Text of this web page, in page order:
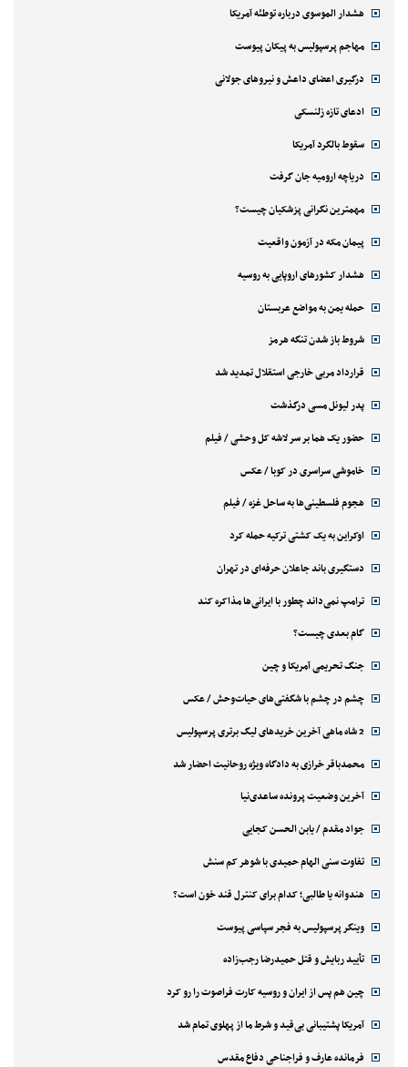
هشدار الموسوی درباره توطئه آمریکا
مهاجم پرسپولیس به پیکان پیوست
درگیری اعضای داعش و نیروهای جولانی
ادعای تازه زلنسکی
سقوط بالگرد آمریکا
دریاچه ارومیه جان گرفت
مهمترین نگرانی پزشکیان چیست؟
پیمان مکه در آزمون واقعیت
هشدار کشورهای اروپایی به روسیه
حمله یمن به مواضع عربستان
شروط باز شدن تنگه هرمز
قرارداد مربی خارجی استقلال تمدید شد
پدر لیونل مسی درگذشت
حضور یک هما بر سر لاشه‌ کل وحشی / فیلم
خاموشی سراسری در کوبا / عکس
هجوم فلسطینی‌ها به ساحل غزه / فیلم
اوکراین به یک کشتی ترکیه حمله کرد
دستگیری باند جاعلان حرفه‌ای در تهران
ترامپ نمی‌داند چطور با ایرانی‌ها مذاکره کند
گام بعدی چیست؟
جنگ تحریمی آمریکا و چین
چشم در چشم با شگفتی‌های حیات‌وحش / عکس
2 شاه ماهی آخرین خریدهای لیگ برتری پرسپولیس
محمدباقر خرازی به دادگاه ویژه روحانیت احضار شد
آخرین وضعیت پرونده ساعدی‌نیا
جواد مقدم / یابن الحسن کجایی
تفاوت سنی الهام حمیدی با شوهر کم سنش
هندوانه یا طالبی؛ کدام‌ برای کنترل قند خون است؟
وینگر پرسپولیس به فجر سپاسی پیوست
تأیید ربایش و قتل حمیدرضا رجب‌زاده
چین هم پس از ایران و روسیه کارت فراصوت را رو کرد
آمریکا پشتیبانی بی‌قید و شرط ما از پهلوی تمام شد
فرمانده عارف و فراجناحی دفاع مقدس